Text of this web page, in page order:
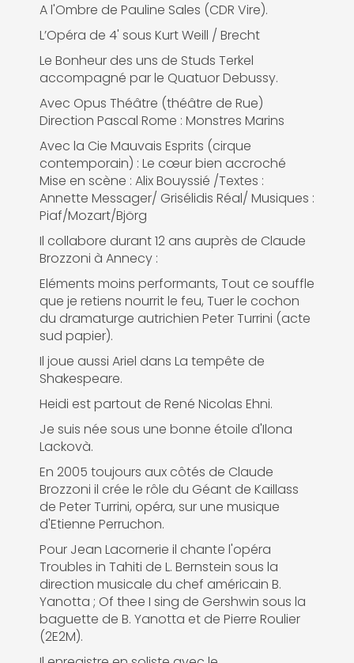
A l'Ombre de Pauline Sales (CDR Vire).
L’Opéra de 4' sous Kurt Weill / Brecht
Le Bonheur des uns de Studs Terkel
accompagné par le Quatuor Debussy.
Avec Opus Théâtre (théâtre de Rue)
Direction Pascal Rome : Monstres Marins
Avec la Cie Mauvais Esprits (cirque
contemporain) : Le cœur bien accroché
Mise en scène : Alix Bouyssié /Textes :
Annette Messager/ Grisélidis Réal/ Musiques :
Piaf/Mozart/Björg
Il collabore durant 12 ans auprès de Claude
Brozzoni à Annecy :
Eléments moins performants, Tout ce souffle
que je retiens nourrit le feu, Tuer le cochon
du dramaturge autrichien Peter Turrini (acte
sud papier).
Il joue aussi Ariel dans La tempête de
Shakespeare.
Heidi est partout de René Nicolas Ehni.
Je suis née sous une bonne étoile d'Ilona
Lackovà.
En 2005 toujours aux côtés de Claude
Brozzoni il crée le rôle du Géant de Kaillass
de Peter Turrini, opéra, sur une musique
d'Etienne Perruchon.
Pour Jean Lacornerie il chante l'opéra
Troubles in Tahiti de L. Bernstein sous la
direction musicale du chef américain B.
Yanotta ; Of thee I sing de Gershwin sous la
baguette de B. Yanotta et de Pierre Roulier
(2E2M).